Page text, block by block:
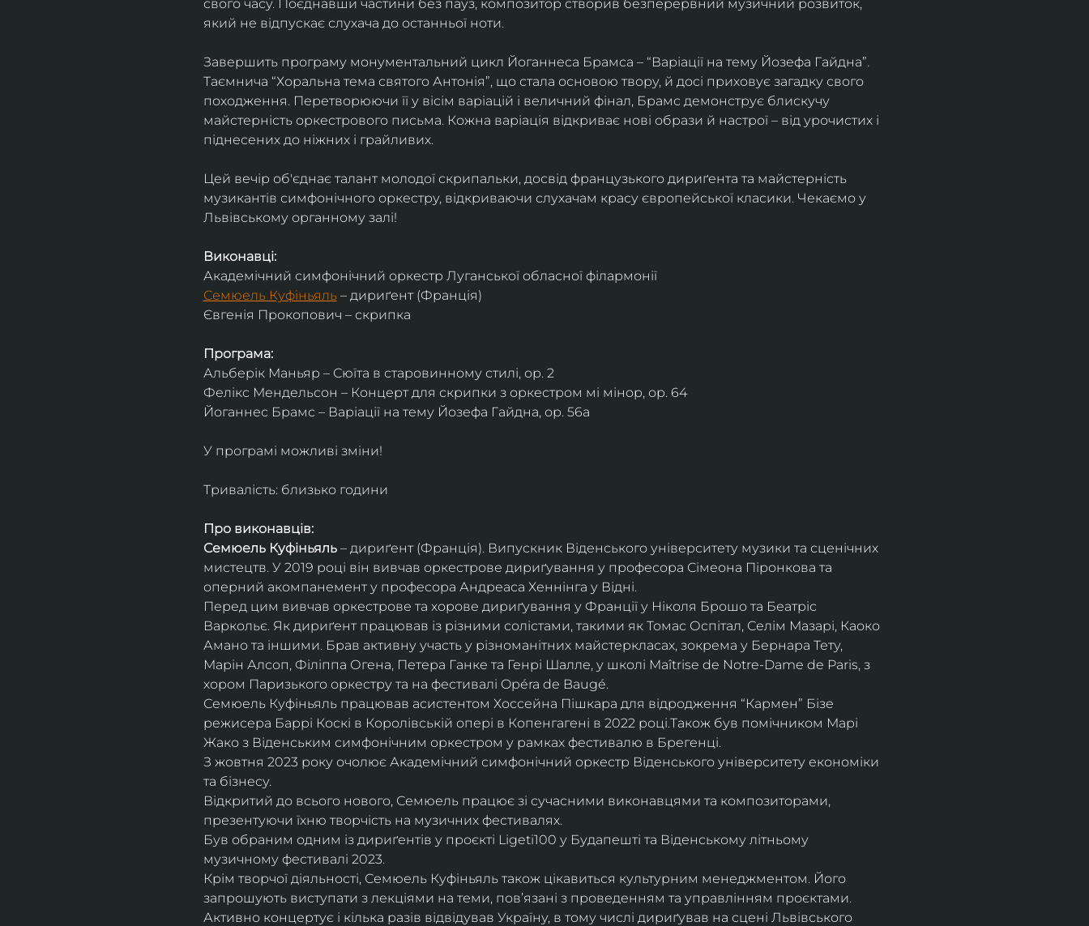
свого часу. Поєднавши частини без пауз, композитор створив безперервний музичний розвиток,
який не відпускає слухача до останньої ноти.
Завершить програму монументальний цикл Йоганнеса Брамса – “Варіації на тему Йозефа Гайдна”.
Таємнича “Хоральна тема святого Антонія”, що стала основою твору, й досі приховує загадку свого
походження. Перетворюючи її у вісім варіацій і величний фінал, Брамс демонструє блискучу
майстерність оркестрового письма. Кожна варіація відкриває нові образи й настрої – від урочистих і
піднесених до ніжних і грайливих.
Цей вечір об'єднає талант молодої скрипальки, досвід французького дириґента та майстерність
музикантів симфонічного оркестру, відкриваючи слухачам красу європейської класики. Чекаємо у
Львівському органному залі!
Виконавці:
Академічний симфонічний оркестр Луганської обласної філармонії
Семюель Куфіньяль – дириґент (Франція)
Євгенія Прокопович – скрипка
Програма:
Альберік Маньяр – Сюїта в старовинному стилі, ор. 2
Фелікс Мендельсон – Концерт для скрипки з оркестром мі мінор, ор. 64
Йоганнес Брамс – Варіації на тему Йозефа Гайдна, ор. 56a
У програмі можливі зміни!
Тривалість: близько години
Про виконавців:
Семюель Куфіньяль – дириґент (Франція). Випускник Віденського університету музики та сценічних
мистецтв. У 2019 році він вивчав оркестрове дириґування у професора Сімеона Піронкова та
оперний акомпанемент у професора Андреаса Хеннінга у Відні.
Перед цим вивчав оркестрове та хорове дириґування у Франції у Ніколя Брошо та Беатріс
Варкольє. Як дириґент працював із різними солістами, такими як Томас Оспітал, Селім Мазарі, Каоко
Амано та іншими. Брав активну участь у різноманітних майстеркласах, зокрема у Бернара Тету,
Марін Алсоп, Філіппа Огена, Петера Ганке та Генрі Шалле, у школі Maîtrise de Notre-Dame de Paris, з
хором Паризького оркестру та на фестивалі Opéra de Baugé.
Семюель Куфіньяль працював асистентом Хоссейна Пішкара для відродження “Кармен” Бізе
режисера Баррі Коскі в Королівській опері в Копенгагені в 2022 році.Також був помічником Марі
Жако з Віденським симфонічним оркестром у рамках фестивалю в Брегенці.
З жовтня 2023 року очолює Академічний симфонічний оркестр Віденського університету економіки
та бізнесу.
Відкритий до всього нового, Семюель працює зі сучасними виконавцями та композиторами,
презентуючи їхню творчість на музичних фестивалях.
Був обраним одним із дириґентів у проєкті Ligeti100 у Будапешті та Віденському літньому
музичному фестивалі 2023.
Крім творчої діяльності, Семюель Куфіньяль також цікавиться культурним менеджментом. Його
запрошують виступати з лекціями на теми, пов’язані з проведенням та управлінням проєктами.
Активно концертує і кілька разів відвідував Україну, в тому числі дириґував на сцені Львівського